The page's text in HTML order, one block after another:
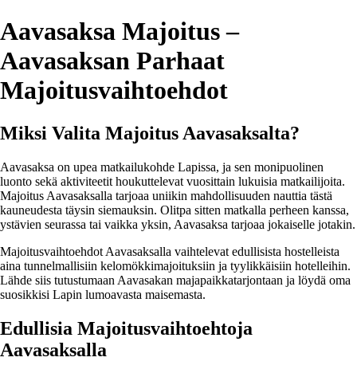
Aavasaksa Majoitus –
Aavasaksan Parhaat
Majoitusvaihtoehdot
Miksi Valita Majoitus Aavasaksalta?
Aavasaksa on upea matkailukohde Lapissa, ja sen monipuolinen
luonto sekä aktiviteetit houkuttelevat vuosittain lukuisia matkailijoita.
Majoitus Aavasaksalla tarjoaa uniikin mahdollisuuden nauttia tästä
kauneudesta täysin siemauksin. Olitpa sitten matkalla perheen kanssa,
ystävien seurassa tai vaikka yksin, Aavasaksa tarjoaa jokaiselle jotakin.
Majoitusvaihtoehdot Aavasaksalla vaihtelevat edullisista hostelleista
aina tunnelmallisiin kelomökkimajoituksiin ja tyylikkäisiin hotelleihin.
Lähde siis tutustumaan Aavasakan majapaikkatarjontaan ja löydä oma
suosikkisi Lapin lumoavasta maisemasta.
Edullisia Majoitusvaihtoehtoja
Aavasaksalla